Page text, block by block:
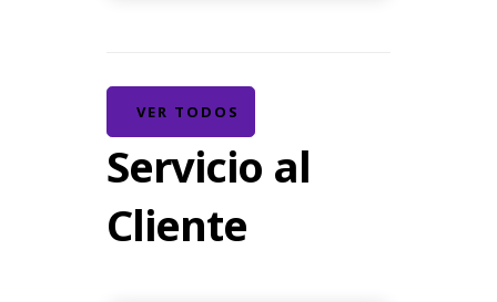
VER TODOS
Servicio al
Cliente